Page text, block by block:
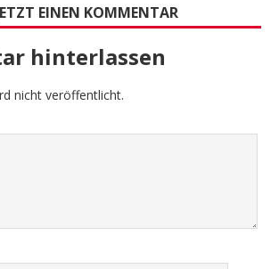
EINEN KOMMENTAR
hinterlassen
nicht veröffentlicht.